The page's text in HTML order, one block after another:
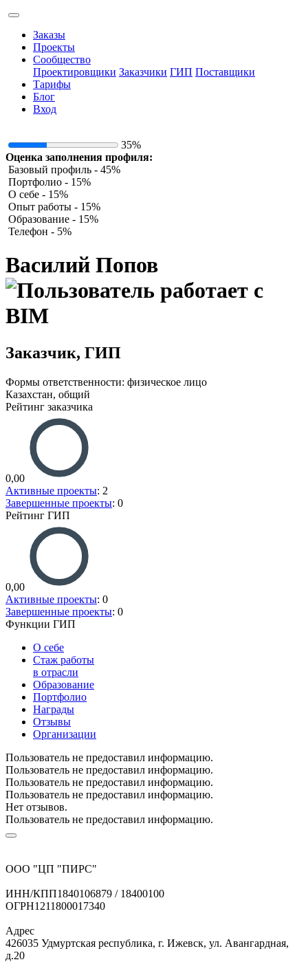
Заказы
Проекты
Сообщество
Проектировщики Заказчики ГИП Поставщики
Тарифы
Блог
Вход
35%
Оценка заполнения профиля:
Базовый профиль - 45%
Портфолио - 15%
О себе - 15%
Опыт работы - 15%
Образование - 15%
Телефон - 5%
Василий Попов
Заказчик, ГИП
Формы ответственности: физическое лицо
Казахстан, общий
Рейтинг заказчика
0,00
Активные проекты: 2
Завершенные проекты: 0
Рейтинг ГИП
0,00
Активные проекты: 0
Завершенные проекты: 0
Функции ГИП
О себе
Стаж работы
в отрасли
Образование
Портфолио
Награды
Отзывы
Организации
Пользователь не предоставил информацию.
Пользователь не предоставил информацию.
Пользователь не предоставил информацию.
Пользователь не предоставил информацию.
Нет отзывов.
Пользователь не предоставил информацию.
ООО "ЦП "ПИРС"
ИНН/КПП1840106879 / 18400100
ОГРН1211800017340
Адрес
426035 Удмуртская республика, г. Ижевск, ул. Авангардная,
д.20